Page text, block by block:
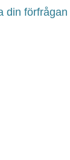
din förfrågan